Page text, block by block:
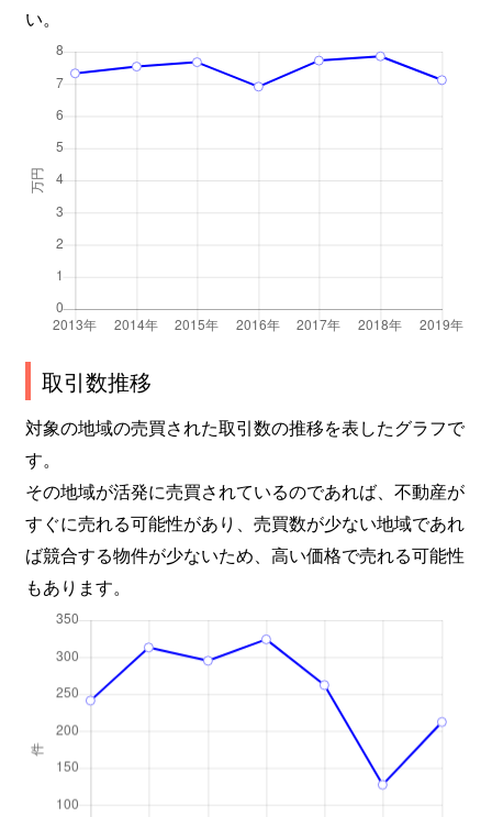
い。
取引数推移
対象の地域の売買された取引数の推移を表したグラフで
す。
その地域が活発に売買されているのであれば、不動産が
すぐに売れる可能性があり、売買数が少ない地域であれ
ば競合する物件が少ないため、高い価格で売れる可能性
もあります。